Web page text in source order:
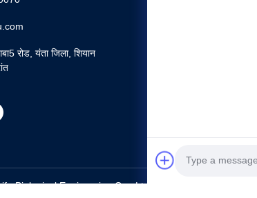
रोड, यंता जिला, शियान
Biological Engineering Co., Ltd.. All Rights Reserved.